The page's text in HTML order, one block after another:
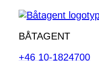
BÅTAGENT
+46 10-1824700